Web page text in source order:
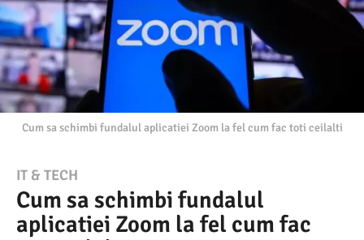
Cum sa schimbi fundalul aplicatiei Zoom la fel cum fac toti ceilalti
2
0
.
IT & TECH
Cum sa schimbi fundalul
aplicatiei Zoom la fel cum fac